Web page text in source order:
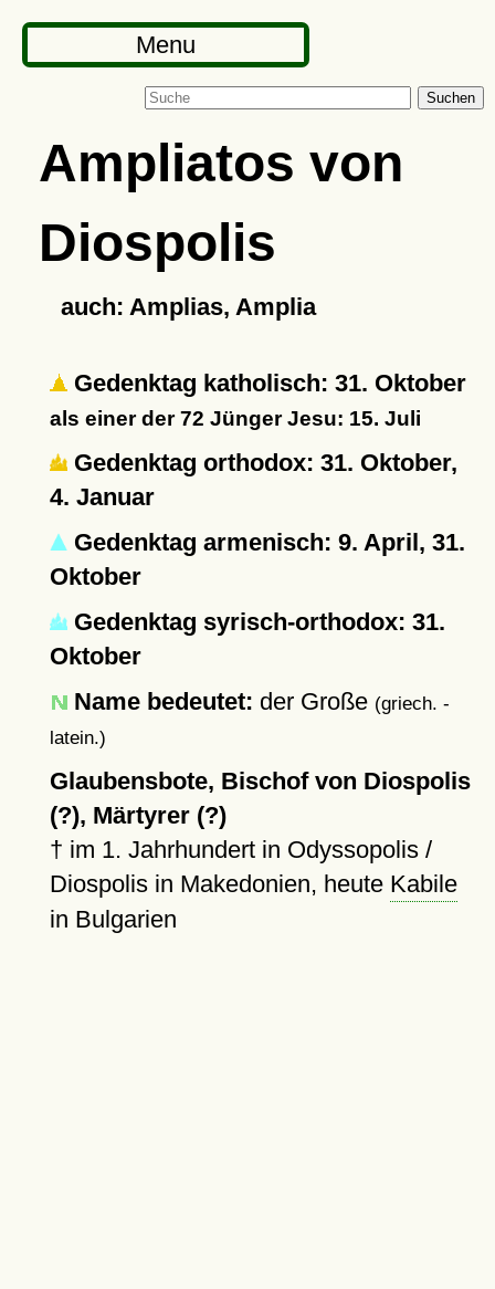
Menu
Suchen
Ampliatos von
Diospolis
auch: Amplias, Amplia
Gedenktag katholisch: 31. Oktober
als einer der 72 Jünger Jesu: 15. Juli
Gedenktag orthodox: 31. Oktober,
4. Januar
Gedenktag armenisch: 9. April, 31.
Oktober
Gedenktag syrisch-orthodox: 31.
Oktober
Name bedeutet: der Große (griech. -
latein.)
Glaubensbote, Bischof von Diospolis
(?), Märtyrer (?)
† im 1. Jahrhundert in Odyssopolis /
Diospolis in Makedonien, heute Kabile
in Bulgarien